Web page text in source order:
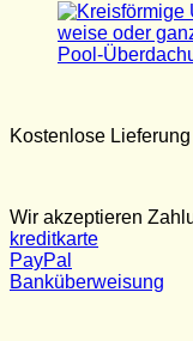
Kostenlose
Wir akzeptieren
kreditkarte
PayPal
Banküberweisung